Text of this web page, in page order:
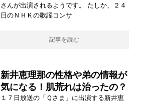
さんが出演されるようです。 たしか、２４
日のＮＨＫの歌謡コンサ
記事を読む
新井恵理那の性格や弟の情報が
気になる！肌荒れは治ったの？
１７日放送の「Ｑさま」に出演する新井恵